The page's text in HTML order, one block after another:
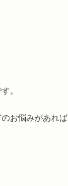
。
お悩みがあれば